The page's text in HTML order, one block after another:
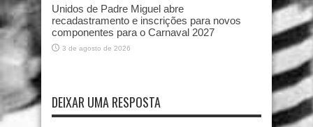
Unidos de Padre Miguel abre
recadastramento e inscrições para novos
componentes para o Carnaval 2027
3 de agosto de 2026
DEIXAR UMA RESPOSTA